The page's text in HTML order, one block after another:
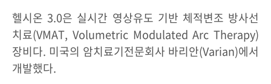
헬시온 3.0은 실시간 영상유도 기반 체적변조 방사선
치료(VMAT, Volumetric Modulated Arc Therapy)
장비다. 미국의 암치료기전문회사 바리안(Varian)에서
개발했다.